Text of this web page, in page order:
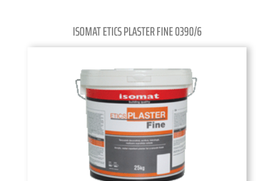
ISOMAT ETICS PLASTER FINE 0390/6